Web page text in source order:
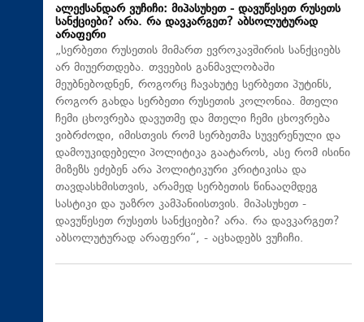
ალექსანდარ ვუჩიჩი: მიპასუხეთ - დავუწესეთ რუსეთს
სანქციები? არა. რა დავკარგეთ? აბსოლუტურად
არაფერი
„სერბეთი რუსეთის მიმართ ევროკავშირის სანქციებს
არ მიუერთდება. თვეების განმავლობაში
მეუბნებოდნენ, როგორც ჩავახუტე სერბეთი პუტინს,
როგორ გახდა სერბეთი რუსეთის კოლონია. მთელი
ჩემი ცხოვრება დავუთმე და მთელი ჩემი ცხოვრება
ვიბრძოდი, იმისთვის რომ სერბეთმა სუვერენული და
დამოუკიდებელი პოლიტიკა გაატაროს, ასე რომ ისინი
მიზეზს ეძებენ არა პოლიტიკური კრიტიკისა და
თავდასხმისთვის, არამედ სერბეთის წინააღმდეგ
სასტიკი და უაზრო კამპანიისთვის. მიპასუხეთ -
დავუწესეთ რუსეთს სანქციები? არა. რა დავკარგეთ?
აბსოლუტურად არაფერი“, - აცხადებს ვუჩიჩი.